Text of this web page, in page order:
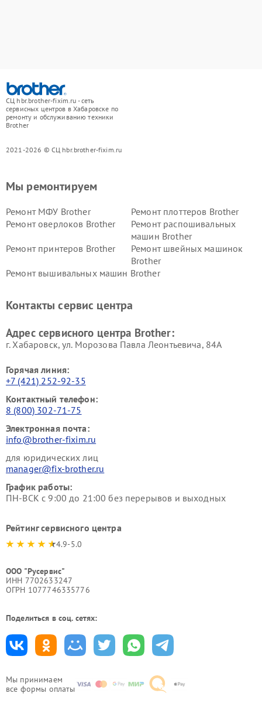
СЦ hbr.brother-fixim.ru - сеть
сервисных центров в Хабаровске по
ремонту и обслуживанию техники
Brother
2021-2026 © СЦ hbr.brother-fixim.ru
Мы принимаем
все формы оплаты
Мы ремонтируем
Ремонт МФУ Brother
Ремонт плоттеров Brother
Ремонт оверлоков Brother
Ремонт распошивальных
машин Brother
Ремонт принтеров Brother
Ремонт швейных машинок
Brother
Ремонт вышивальных машин Brother
Контакты сервис центра
Адрес сервисного центра Brother:
г. Хабаровск, ул. Морозова Павла Леонтьевича, 84А
Горячая линия:
+7 (421) 252-92-35
Контактный телефон:
8 (800) 302-71-75
Электронная почта:
info@brother-fixim.ru
для юридических лиц
manager@fix-brother.ru
График работы:
ПН-ВСК с 9:00 до 21:00 без перерывов и выходных
Рейтинг сервисного центра
4.9-5.0
ООО "Русервис"
ИНН 7702633247
ОГРН 1077746335776
Поделиться в соц. сетях: